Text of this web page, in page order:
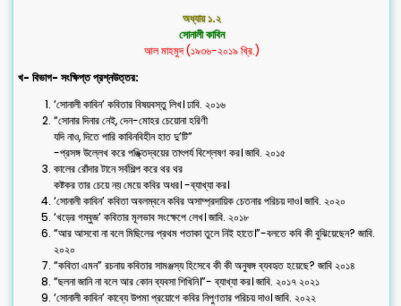
অধ্যায় ১.২
সোনালী কাবিন
আল মাহমুদ (১৯৩৬-২০১৯ খ্রি.)
খ- বিভাগ- সংক্ষিপ্ত প্রশ্নউত্তর:
‘সোনালী কাবিন’ কবিতার বিষয়বস্তু লিখ। ঢাবি. ২০১৬
“সোনার দিনার নেই, দেন-মোহর চেয়োনা হরিণী
যদি নাও, দিতে পারি কাবিনবিহীন হাত দু’টি”
-প্রসঙ্গ উল্লেখ করে পঙ্ক্তিদ্বয়ের তাৎপর্য বিশ্লেষণ কর। জাবি. ২০১৫
কালের রোঁদার টানে সর্বশিল্প করে থর থর
কষ্টকর তার চেয়ে নয় মেয়ে কবির অধর। -ব্যাখ্যা কর।
‘সোনালী কাবিন’ কবিতা অবলম্বনে কবির অসাম্প্রদায়িক চেতনার পরিচয় দাও। জাবি. ২০২০
‘খড়ের গম্বুজ’ কবিতার মূলভাব সংক্ষেপে লেখ। জাবি. ২০১৮
“আর আসবো না বলে মিছিলের প্রথম পতাকা তুলে নিই হাতে।”-বলতে কবি কী বুঝিয়েছেন? জাবি.
২০২০
“কবিতা এমন” রচনায় কবিতার সামঞ্জস্য হিসেবে কী কী অনুষঙ্গ ব্যবহৃত হয়েছে? জাবি ২০১৪
“ছলনা জানি না বলে আর কোন ব্যবসা শিখিনি।”- ব্যাখ্যা কর। জাবি. ২০১৭ ২০২১
‘সোনালী কাবিন’ কাব্যে উপমা প্রয়োগে কবির নিপুণতার পরিচয় দাও। জাবি. ২০২২